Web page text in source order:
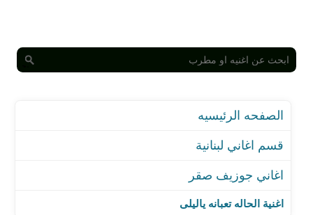
قسم اغاني لبنانية
اغنية الحاله تعبانه ياليلى
اغنية الحاله تعبانه ياليلى
اغنية تلفن عياش
اغنية يانور عينيها